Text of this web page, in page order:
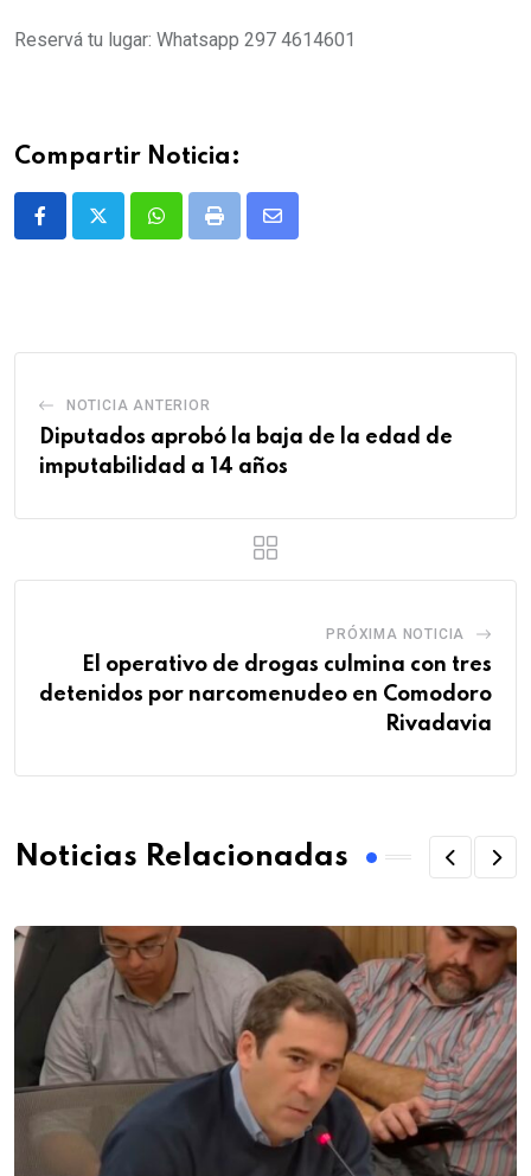
Reservá tu lugar: Whatsapp 297 4614601
Compartir Noticia:
WhatsappPrint
Share
NOTICIA ANTERIOR
Diputados aprobó la baja de la edad de
imputabilidad a 14 años
PRÓXIMA NOTICIA
El operativo de drogas culmina con tres
detenidos por narcomenudeo en Comodoro
Rivadavia
Noticias Relacionadas